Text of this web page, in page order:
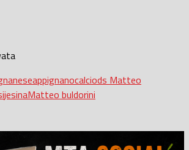
appignanocalciods Matteo
jesinaMatteo buldorini